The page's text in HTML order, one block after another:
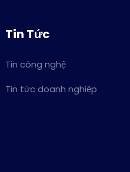
Tin Tức
Tin công nghệ
Tin tức doanh nghiệp